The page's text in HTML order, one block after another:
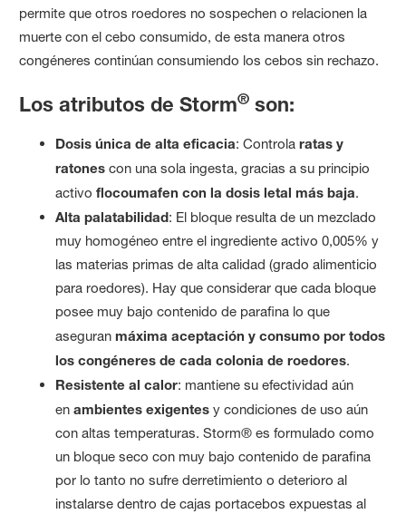
permite que otros roedores no sospechen o relacionen la
muerte con el cebo consumido, de esta manera otros
congéneres continúan consumiendo los cebos sin rechazo.
Los atributos de Storm® son:
Dosis única de alta eficacia: Controlaratas y
ratones con una sola ingesta, gracias a su principio
activoflocoumafen con la dosis letal más baja.
Alta palatabilidad: El bloque resulta de un mezclado
muy homogéneo entre el ingrediente activo 0,005% y
las materias primas de alta calidad (grado alimenticio
para roedores). Hay que considerar que cada bloque
posee muy bajo contenido de parafina lo que
aseguranmáxima aceptación y consumo por todos
los congéneres de cada colonia de roedores.
Resistente al calor: mantiene su efectividad aún
enambientes exigentes y condiciones de uso aún
con altas temperaturas. Storm® es formulado como
un bloque seco con muy bajo contenido de parafina
por lo tanto no sufre derretimiento o deterioro al
instalarse dentro de cajas portacebos expuestas al